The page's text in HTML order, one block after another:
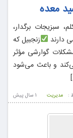
معده
سبزیجات برگدار،
دارند
زنجبیل که
گوارشی مؤثر
و باعث می‌شود
1 سال پيش : مدیریت